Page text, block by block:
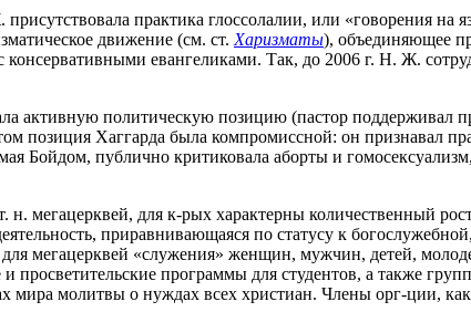
практика глоссолалии, или «говорения на
движение (см. ст. Харизматы), объединяющее
консервативными евангеликами. Так, до 2006 г. Н. Ж.
активную политическую позицию (пастор поддерживал
Хаггарда была компромиссной: он признавал
Бойдом, публично критиковала аборты и
н. мегацерквей, для к-рых характерны количественный
приравнивающаяся по статусу к
мегацерквей «служения» женщин, мужчин, детей,
и просветительские программы для студентов, а также
мира молитвы о нуждах всех христиан. Члены орг-ции,